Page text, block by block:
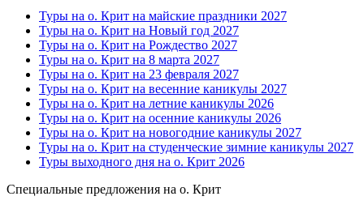
Туры на о. Крит на майские праздники 2027
Туры на о. Крит на Новый год 2027
Туры на о. Крит на Рождество 2027
Туры на о. Крит на 8 марта 2027
Туры на о. Крит на 23 февраля 2027
Туры на о. Крит на весенние каникулы 2027
Туры на о. Крит на летние каникулы 2026
Туры на о. Крит на осенние каникулы 2026
Туры на о. Крит на новогодние каникулы 2027
Туры на о. Крит на студенческие зимние каникулы 2027
Туры выходного дня на о. Крит 2026
Специальные предложения на о. Крит